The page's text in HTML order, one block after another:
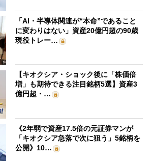
「AI・半導体関連が“本命”であること
に変わりはない」資産20億円超の90歳
現役トレー…
【キオクシア・ショック後に「株価倍
増」も期待できる注目銘柄5選】資産3
億円超・…
《2年弱で資産17.5倍の元証券マンが
「キオクシア急落で次に狙う」5銘柄を
公開》10…